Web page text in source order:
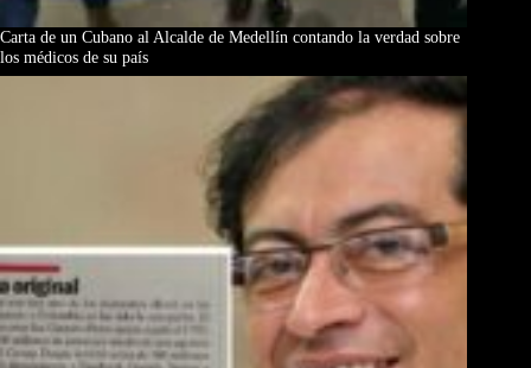
Carta de un Cubano al Alcalde de Medellín contando la verdad sobre
los médicos de su país